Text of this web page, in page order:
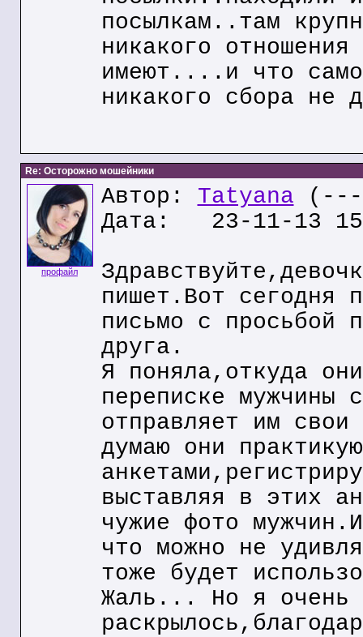
посылкам..там
никакого
имеют....и что
никакого сбора не
Re: Осторожно мошейники
профайл
Автор: Tatyana (---
Дата: 23-11-13
пишет.Вот сегодня
письмо с просьбой
друга.
Я поняла,откуда
переписке мужчины
отправляет им
думаю они
выставляя в этих
чужие фото
что можно не
тоже будет
Жаль... Но я очень